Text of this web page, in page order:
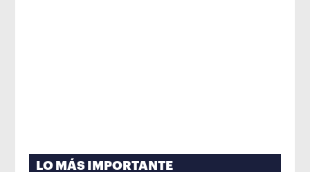
LO MÁS IMPORTANTE